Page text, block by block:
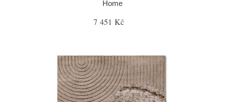
Home
7 451 Kč